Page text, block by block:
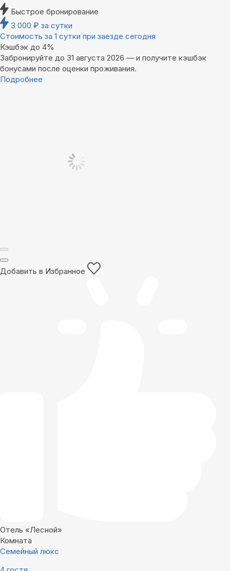
Быстрое бронирование
3 000 ₽ за сутки
Стоимость за 1 сутки при заезде сегодня
Кэшбэк до 4%
Забронируйте до 31 августа 2026 — и получите кэшбэк
бонусами после оценки проживания.
Подробнее
Добавить в Избранное
Отель «Лесной»
Комната
Семейный люкс